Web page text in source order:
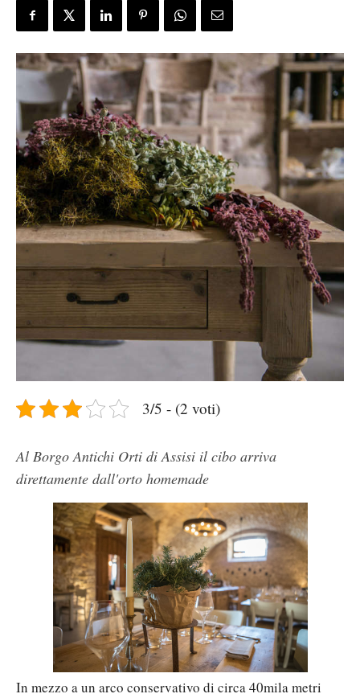
3/5 - (2 voti)
Al Borgo Antichi Orti di Assisi il cibo arriva
direttamente dall'orto homemade
In mezzo a un arco conservativo di circa 40mila metri